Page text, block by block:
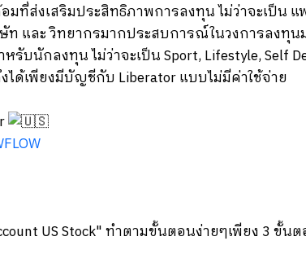
มที่ส่งเสริมประสิทธิภาพการลงทุน ไม่ว่าจะเป็น
และ วิทยากรมากประสบการณ์ในวงการลงทุน
บนักลงทุน ไม่ว่าจะเป็น Sport, Lifestyle, Self
ด้เพียงมีบัญชีกับ Liberator แบบไม่มีค่าใช้จ่าย
US Stock" ทำตามขั้นตอนง่ายๆเพียง 3 ขั้น